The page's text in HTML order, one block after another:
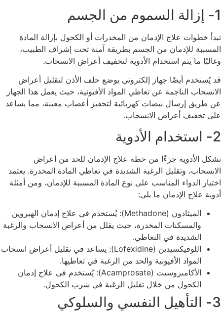
1- إزالة السموم من الجسم
تبدأ خطوات علاج الإدمان من المخدرات أو الكحول بإزالة المادة
المسببة للإدمان من الجسم بطريقة آمنة تحت إشراف الطبيب،
وغالبًا ما يتم استخدام الأدوية لتخفيف أعراض الانسحاب.
قد يُستخدم أيضًا جهاز إلكتروني يوضع خلف الأذن لتقليل أعراض
الانسحاب الناجمة عن تعاطي المواد الأفيونية، حيث يعمل هذا الجهاز
عن طريق إرسال نبضات كهربائية لتحفيز أعصاب معينة، مما يساعد
على تخفيف أعراض الانسحاب.
2- استخدام الأدوية
تشكل الأدوية جزءًا من خطة علاج الإدمان للحد من أعراض
الانسحاب، وتقليل الرغبة الشديدة في تعاطي المادة المخدرة. يعتمد
اختيار الدواء المناسب على نوع المادة المسببة للإدمان، ومن أمثلة
أدوية علاج الإدمان ما يلي:
الميثادون (Methadone): يُستخدم في علاج إدمان الهيروين
والمسكنات المخدرة، حيث يقلل من أعراض الانسحاب والرغبة
الشديدة في التعاطي.
اللوفيكسيدين (Lofexidine): يساعد في تقليل أعراض انسحاب
المواد الأفيونية والحد من الرغبة في تعاطيها.
الأكامبروسيت (Acamprosate): يُستخدم في علاج إدمان
الكحول من خلال تقليل الرغبة في شرب الكحول.
3- التأهيل النفسي والسلوكي